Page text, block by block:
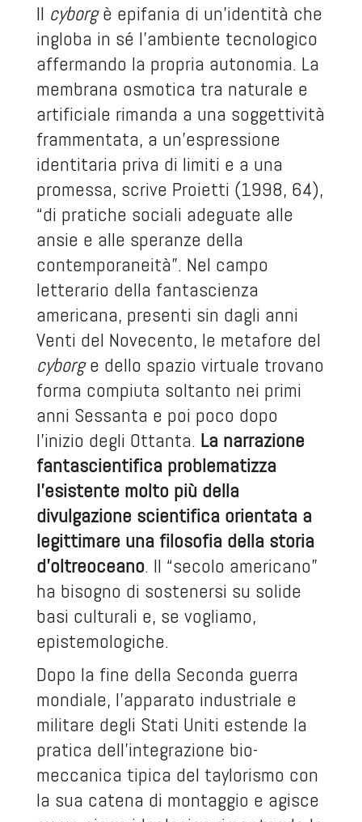
Il cyborgè epifania di un’identità che
ingloba in sé l’ambiente tecnologico
affermando la propria autonomia. La
membrana osmotica tra naturale e
artificiale rimanda a una soggettività
frammentata, a un’espressione
identitaria priva di limiti e a una
promessa, scrive Proietti (1998, 64),
“di pratiche sociali adeguate alle
ansie e alle speranze della
contemporaneità”. Nel campo
letterario della fantascienza
americana, presenti sin dagli anni
Venti del Novecento, le metafore del
cyborge dello spazio virtuale trovano
forma compiuta soltanto nei primi
anni Sessanta e poi poco dopo
l’inizio degli Ottanta. La narrazione
fantascientifica problematizza
l’esistente molto più della
divulgazione scientifica orientata a
legittimare una filosofia della storia
d’oltreoceano. Il “secolo americano”
ha bisogno di sostenersi su solide
basi culturali e, se vogliamo,
epistemologiche.
Dopo la fine della Seconda guerra
mondiale, l’apparato industriale e
militare degli Stati Uniti estende la
pratica dell’integrazione bio-
meccanica tipica del taylorismo con
la sua catena di montaggio e agisce